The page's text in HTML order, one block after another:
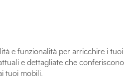
e funzionalità per arricchire i tuoi
e dettagliate che conferiscono
tuoi mobili.